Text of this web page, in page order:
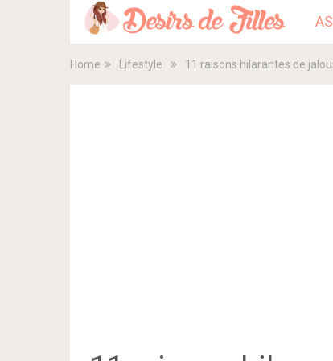
Home Lifestyle 11 raisons hilarantes de